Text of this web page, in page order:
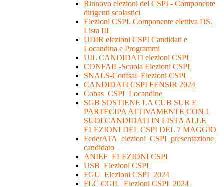
Rinnovo elezioni del CSPI - Componente
dirigenti scolastici
Elezioni CSPI. Componente elettiva DS.
Lista III
UDIR elezioni CSPI Candidati e
Locandina e Programmi
UIL CANDIDATI elezioni CSPI
CONFAIL-Scuola Elezioni CSPI
SNALS-Confsal_Elezioni CSPI
CANDIDATI CSPI FENSIR 2024
Cobas_CSPI_Locandine
SGB SOSTIENE LA CUB SUR E
PARTECIPA ATTIVAMENTE CON I
SUOI CANDIDATI IN LISTA ALLE
ELEZIONI DEL CSPI DEL 7 MAGGIO
FederATA_elezioni_CSPI_presentazione
candidato
ANIEF_ELEZIONI CSPI
USB_Elezioni CSPI
FGU_Elezioni CSPI_2024
FLC CGIL_Elezioni CSPI_2024